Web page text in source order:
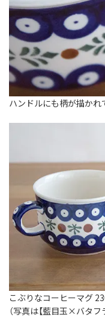
ハンドルにも柄が描かれ
こぶりなコーヒーマグ
（写真は【藍目玉×バタフ